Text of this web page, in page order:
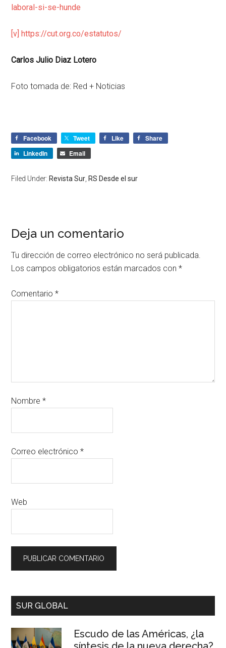
laboral-si-se-hunde
[v] https://cut.org.co/estatutos/
Carlos Julio Diaz Lotero
Foto tomada de: Red + Noticias
Facebook Tweet Like
Share
LinkedIn
Email
Filed Under: Revista Sur RS Desde el sur
Deja un comentario
Tu dirección de correo electrónico no será publicada.
Los campos obligatorios están marcados con*
Comentario*
Nombre*
Correo electrónico*
Web
SUR GLOBAL
Escudo de las Américas, ¿la